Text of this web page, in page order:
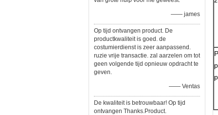
—— james
Op tijd ontvangen product. De
productkwaliteit is goed. de
costumierdienst is zeer aanpassend.
ruzie vrije transactie. zal aarzelen om tot
geen volgende tijd opnieuw opdracht te
geven.
—— Ventas
De kwaliteit is betrouwbaar! Op tijd
ontvangen Thanks.Product.